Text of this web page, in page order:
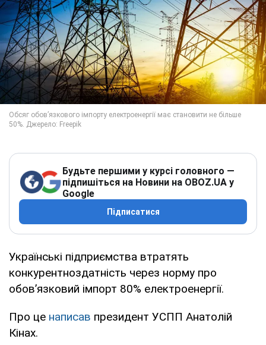
Будьте першими у курсі головного —
підпишіться на Новини на OBOZ.UA у
Google
Підписатися
Українські підприємства втратять
конкурентноздатність через норму про
обовʼязковий імпорт 80% електроенергії.
Про це написав президент УСПП Анатолій
Кінах.